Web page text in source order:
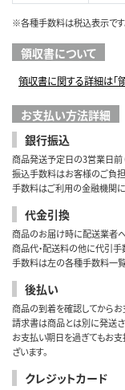
※各種手数料は税込表示です
領収書について
領収書に関する詳細は「
お支払い方法詳細
銀行振込
商品発送予定日の3営業日前
振込手数料はお客様のご負担
手数料はご利用の金融機関に
代金引換
商品のお届け時に配送業者へ
商品代・配送料の他に代引手
手数料は左の各種手数料一覧
後払い
商品の到着を確認してからお
請求書は商品とは別に発送さ
お支払い期日を過ぎてもお
ざいます。
クレジットカード